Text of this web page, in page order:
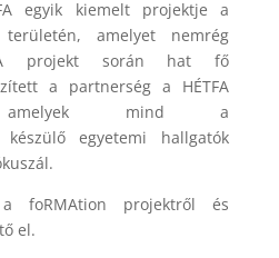
egyik kiemelt projektje a
területén, amelyet nemrég
projekt során hat fő
a partnerség a HÉTFA
amelyek mind a
készülő egyetemi hallgatók
foRMAtion projektről és
el.